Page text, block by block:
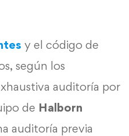
y el código de
según los
auditoría por
de Halborn
auditoría previa